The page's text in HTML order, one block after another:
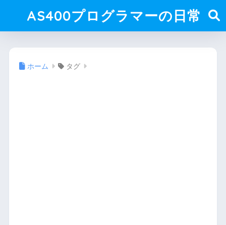
AS400プログラマーの日常
ホーム タグ